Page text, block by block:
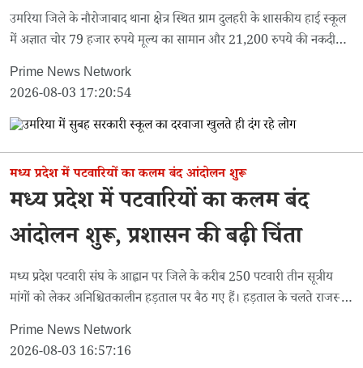
उमरिया जिले के नौरोजाबाद थाना क्षेत्र स्थित ग्राम दुलहरी के शासकीय हाई स्कूल
में अज्ञात चोर 79 हजार रुपये मूल्य का सामान और 21,200 रुपये की नकदी
चोरी कर ले गए।
Prime News Network
2026-08-03 17:20:54
मध्य प्रदेश में पटवारियों का कलम बंद आंदोलन शुरू
मध्य प्रदेश में पटवारियों का कलम बंद
आंदोलन शुरू, प्रशासन की बढ़ी चिंता
मध्य प्रदेश पटवारी संघ के आह्वान पर जिले के करीब 250 पटवारी तीन सूत्रीय
मांगों को लेकर अनिश्चितकालीन हड़ताल पर बैठ गए हैं। हड़ताल के चलते राजस्व
कार्य प्रभावित होने की संभावना है।
Prime News Network
2026-08-03 16:57:16